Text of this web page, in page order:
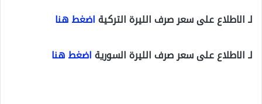
لـ الاطلاع على سعر صرف الليرة التركيةاضغط هنا
لـ الاطلاع على سعر صرف الليرة السوريةاضغط هنا